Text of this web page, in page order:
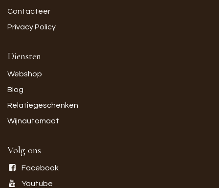
Contacteer
Privacy Policy
Diensten
Webshop
Blog
Relatiegeschenken
Wijnautomaat
Volg ons
Facebook
Youtube